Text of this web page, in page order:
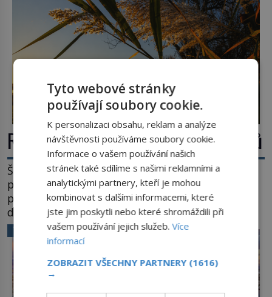
Rákos: Nenápadný poklad z mokřadů
Šumí ve větru na březích rybníků, ukrývá vodní
ptáky a mnozí kolem něj procházejí bez
povšimnutí. Přesto právě rákos pomáhal stavět
domy, vyrábět lodě, zapisovat první texty a
inspiroval řadu pověstí. Tato skromná, ale
užitečná rostlina provází člověka už tisíce let.
Většina lidí vnímá rákos jen jako obyčejnou kulisu
letního koupání. Stačí se však podívat […]
VĚDA A TECHNIKA
Tyto webové stránky
používají soubory cookie.
K personalizaci obsahu, reklam a analýze
návštěvnosti používáme soubory cookie.
Informace o vašem používání našich
stránek také sdílíme s našimi reklamními a
analytickými partnery, kteří je mohou
kombinovat s dalšími informacemi, které
jste jim poskytli nebo které shromáždili při
vašem používání jejich služeb.Více
informací
ZOBRAZIT VŠECHNY PARTNERY (1616)
→